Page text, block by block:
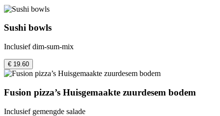
Sushi bowls
Inclusief dim-sum-mix
€ 19.60
Fusion pizza’s Huisgemaakte zuurdesem bodem
Inclusief gemengde salade